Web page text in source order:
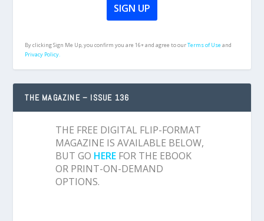
By clicking Sign Me Up, you confirm you are 16+ and agree to ourTerms of Useand
Privacy Policy.
THE MAGAZINE – ISSUE 136
THE FREE DIGITAL FLIP-FORMAT
MAGAZINE IS AVAILABLE BELOW,
BUT GO HERE FOR THE EBOOK
OR PRINT-ON-DEMAND
OPTIONS.